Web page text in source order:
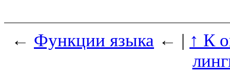
← Функции языка ← | ↑ К